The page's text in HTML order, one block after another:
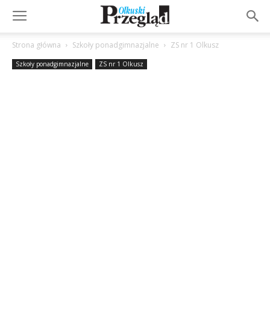
Strona główna Szkoły ponadgimnazjalne ZS nr 1 Olkusz
Szkoły ponadgimnazjalne ZS nr 1 Olkusz